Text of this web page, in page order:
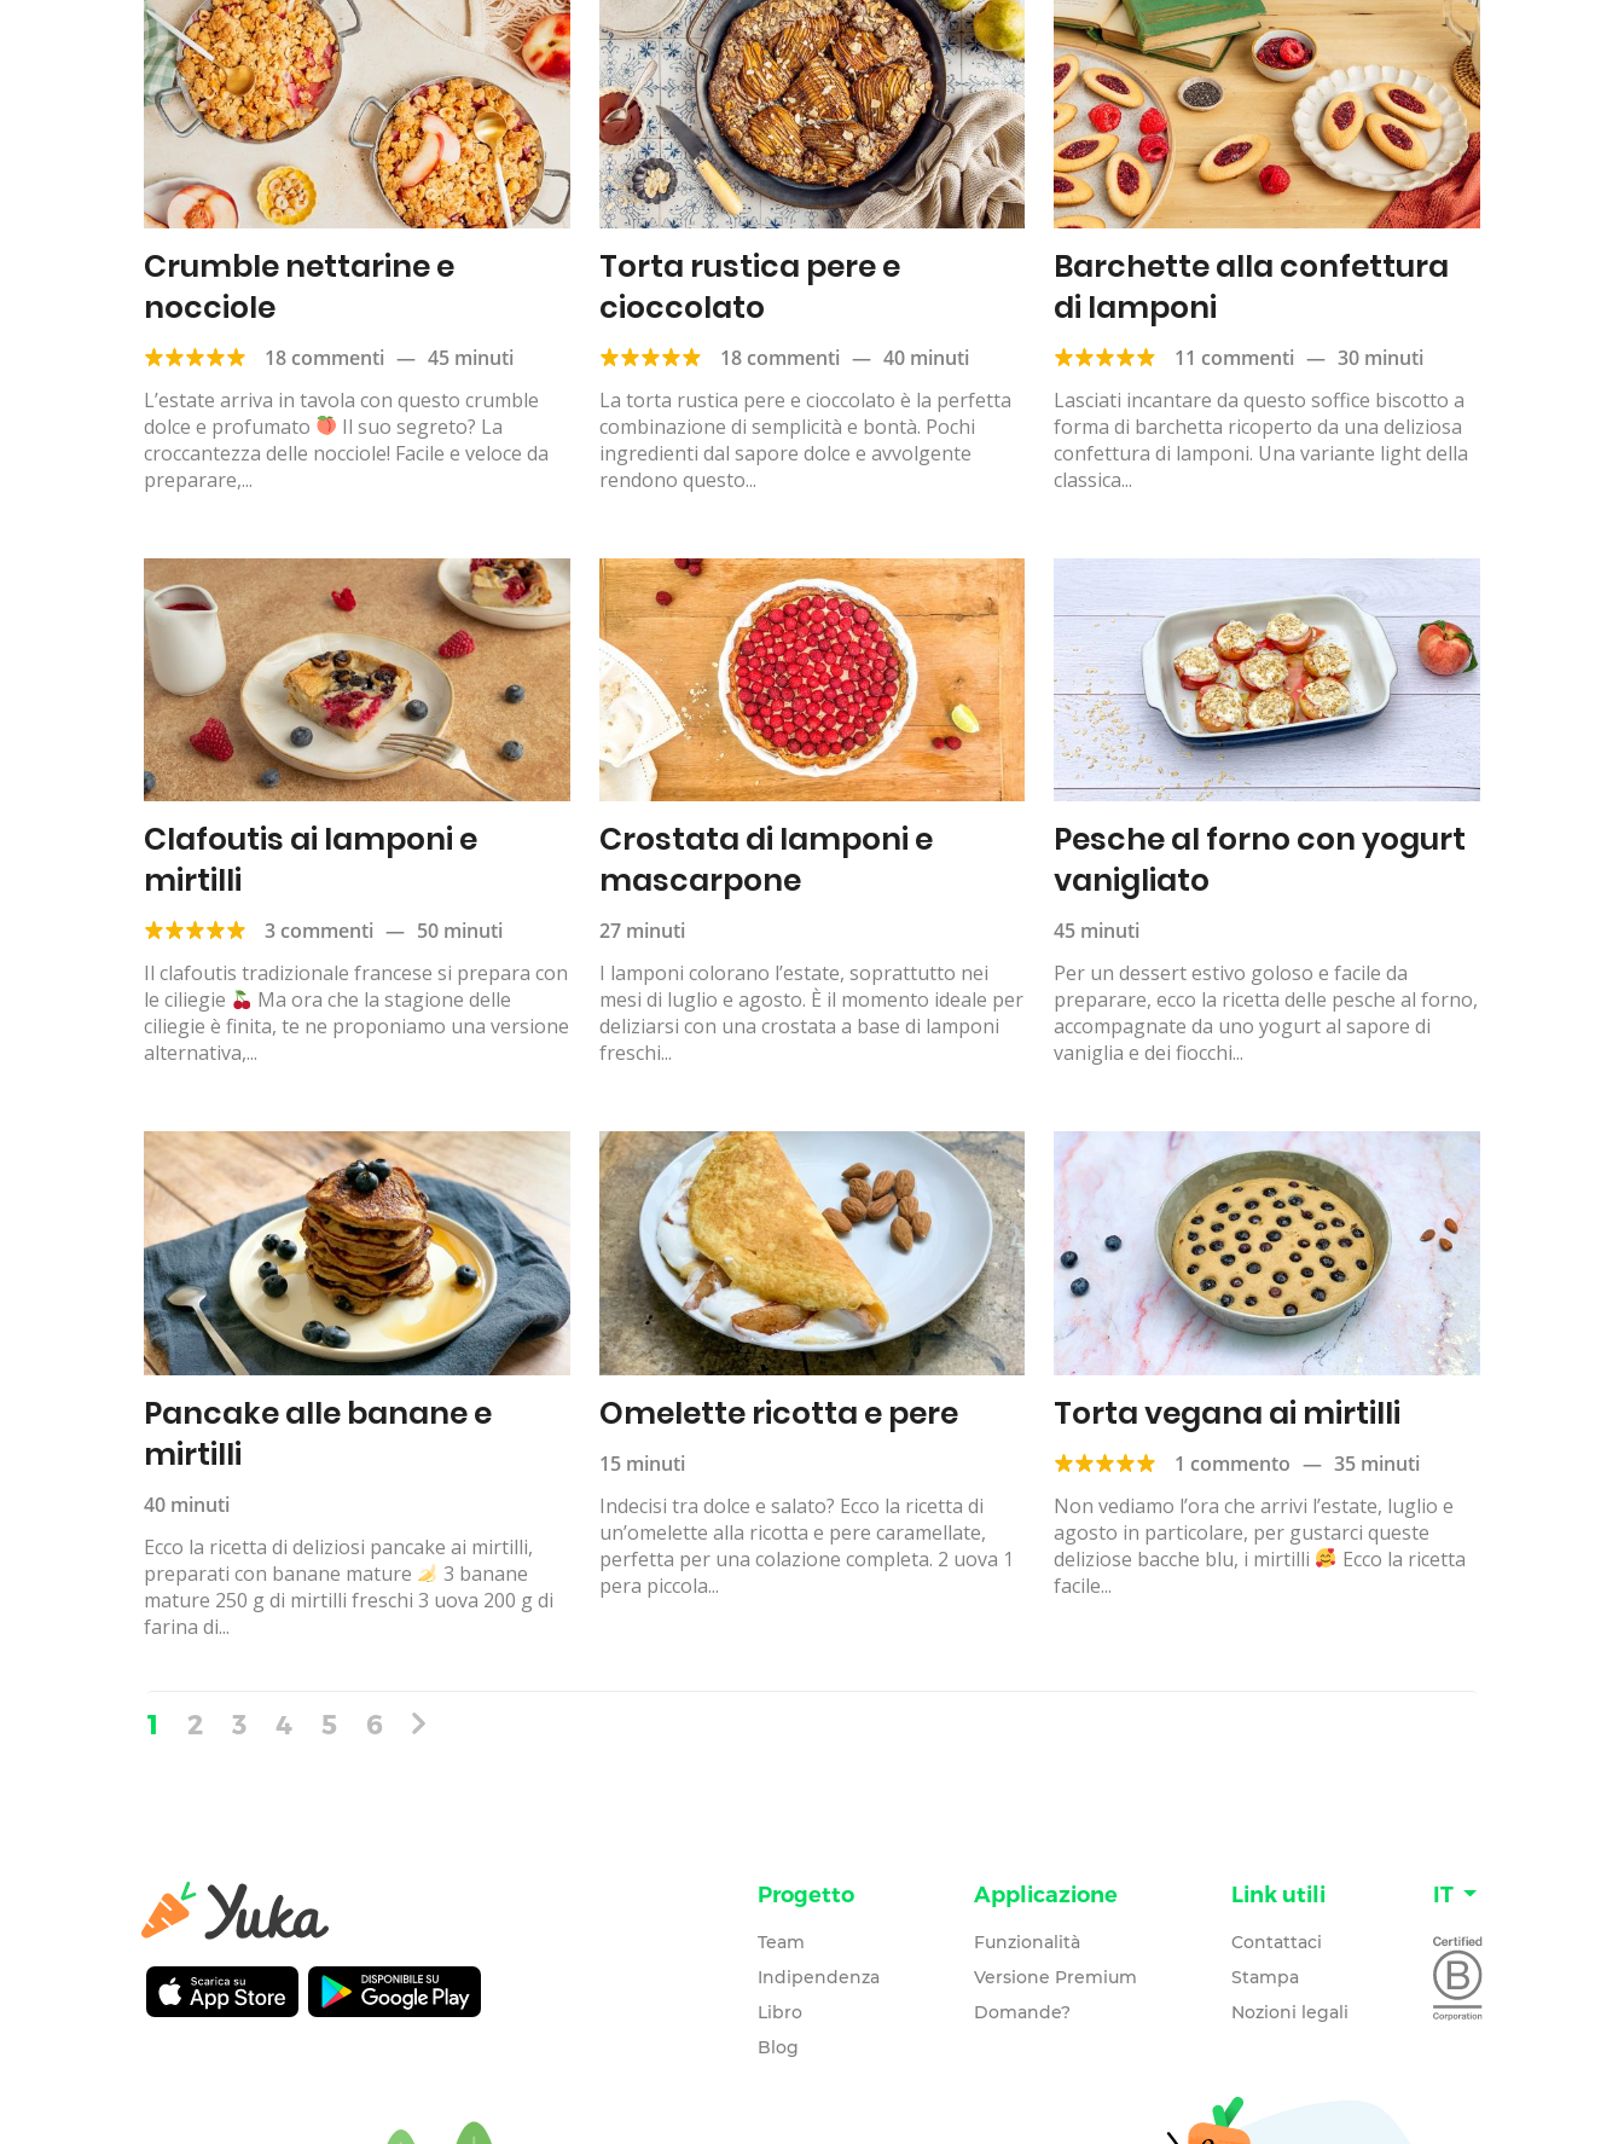
Crumble nettarine e
nocciole
18 commenti — 45 minuti
L’estate arriva in tavola con questo crumble
dolce e profumato
Il suo segreto? La
croccantezza delle nocciole! Facile e veloce da
preparare,...
Torta rustica pere e
cioccolato
18 commenti — 40 minuti
La torta rustica pere e cioccolato è la perfetta
combinazione di semplicità e bontà. Pochi
ingredienti dal sapore dolce e avvolgente
rendono questo...
Barchette alla confettura
di lamponi
11 commenti — 30 minuti
Lasciati incantare da questo soffice biscotto a
forma di barchetta ricoperto da una deliziosa
confettura di lamponi. Una variante light della
classica...
Clafoutis ai lamponi e
mirtilli
3 commenti — 50 minuti
Il clafoutis tradizionale francese si prepara con
le ciliegie
Ma ora che la stagione delle
ciliegie è finita, te ne proponiamo una versione
alternativa,...
Crostata di lamponi e
mascarpone
27 minuti
I lamponi colorano l’estate, soprattutto nei
mesi di luglio e agosto. È il momento ideale per
deliziarsi con una crostata a base di lamponi
freschi...
Pesche al forno con yogurt
vanigliato
45 minuti
Per un dessert estivo goloso e facile da
preparare, ecco la ricetta delle pesche al forno,
accompagnate da uno yogurt al sapore di
vaniglia e dei fiocchi...
Pancake alle banane e
mirtilli
40 minuti
Ecco la ricetta di deliziosi pancake ai mirtilli,
preparati con banane mature
3 banane
mature 250 g di mirtilli freschi 3 uova 200 g di
farina di...
Omelette ricotta e pere
15 minuti
Indecisi tra dolce e salato? Ecco la ricetta di
un’omelette alla ricotta e pere caramellate,
perfetta per una colazione completa. 2 uova 1
pera piccola...
Torta vegana ai mirtilli
1 commento — 35 minuti
Non vediamo l’ora che arrivi l’estate, luglio e
agosto in particolare, per gustarci queste
deliziose bacche blu, i mirtilli
Ecco la ricetta
facile...
1 2 3 4 5 6
Progetto
Team
Indipendenza
Libro
Blog
Applicazione
Funzionalità
Versione Premium
Domande?
Link utili
Contattaci
Stampa
Nozioni legali
IT